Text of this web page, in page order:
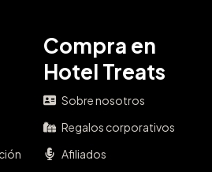
Compra en
Hotel Treats
Sobre nosotros
Regalos corporativos
Afiliados